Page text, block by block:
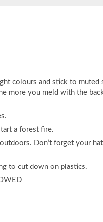
ಮಾತ್ರ ನೆಲೆಸಿದ್ದಲ್ಲಿ
(ಪೋಷಕರೊಂದಿಗೆ) ಸುಂಕವು
ಬದಲಾಯಿಸಬಹುದು.
& Resorts Ltd Branch: M G
No: 00762050000434
ಎಲ್ಲಾ ವಿನಂತಿಯನ್ನು
ಎರಡು ಅಥವಾ ಎರಡು
10% ಸುಂಕ
48 ಗಂಟೆಗಳು ಅಥವಾ
50% ಸುಂಕ
ಗಂಟೆಗಳಿಗಿಂತ ಕಡಿಮೆ
colours and stick to muted
more you meld with the
a forest fire.
Don’t forget your
to cut down on plastics.